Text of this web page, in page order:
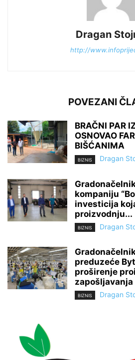
Dragan
http://
POVEZANI
BRAČNI PAR
OSNOVAO
BIŠĆANIMA
BIZNIS Dragan
kompaniju
investicija
proizvodnju...
BIZNIS Dragan
preduzeće
proširenje
zapošljavanja
BIZNIS Dragan